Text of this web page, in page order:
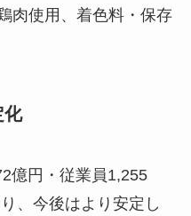
肉使用、着色料・保存
化
億円・従業員1,255
、今後はより安定し